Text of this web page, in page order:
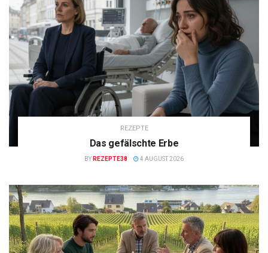
REZEPTE
Das gefälschte Erbe
BY REZEPTE38 4 AUGUST 2026